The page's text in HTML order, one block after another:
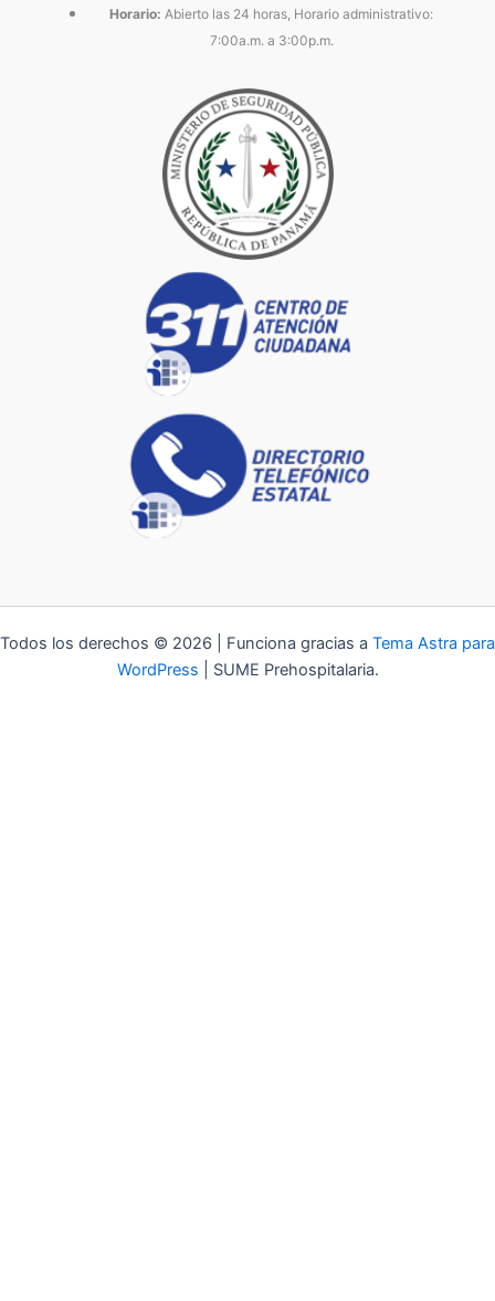
Horario: Abierto las 24 horas, Horario administrativo:
7:00a.m. a 3:00p.m.
Todos los derechos © 2026 | Funciona gracias a Tema Astra para
WordPress | SUME Prehospitalaria.